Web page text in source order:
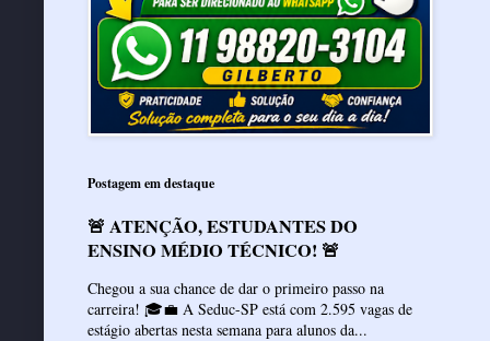
Postagem em destaque
🚨 ATENÇÃO, ESTUDANTES DO
ENSINO MÉDIO TÉCNICO! 🚨
Chegou a sua chance de dar o primeiro passo na
carreira! 🎓💼 A Seduc-SP está com 2.595 vagas de
estágio abertas nesta semana para alunos da...